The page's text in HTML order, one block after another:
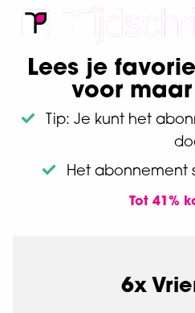
Lees je
voor maar
Tip: Je kunt het
Het abonnement
Tot 41%
6x